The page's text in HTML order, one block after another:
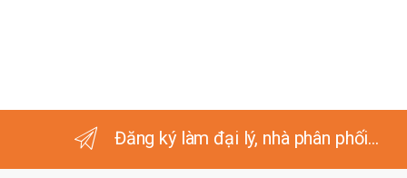
Đăng ký làm đại lý, nhà phân phối...